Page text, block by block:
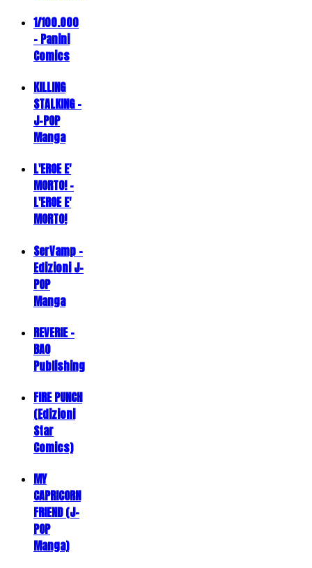
1/100.000
- Panini
Comics
KILLING
STALKING -
J-POP
Manga
L'EROE E'
MORTO! -
L'EROE E'
MORTO!
SerVamp -
Edizioni J-
POP
Manga
REVERIE -
BAO
Publishing
FIRE PUNCH
(Edizioni
Star
Comics)
MY
CAPRICORN
FRIEND (J-
POP
Manga)